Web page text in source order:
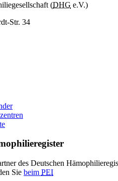
(DHG e.V.)
Str. 34
des Deutschen
Sie beim PEI